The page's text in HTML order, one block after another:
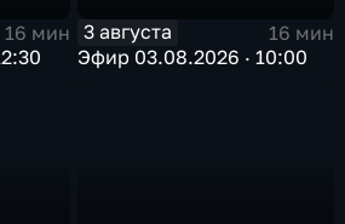
16 мин
3 августа
16 мин
Эфир 03.08.2026 · 10:00